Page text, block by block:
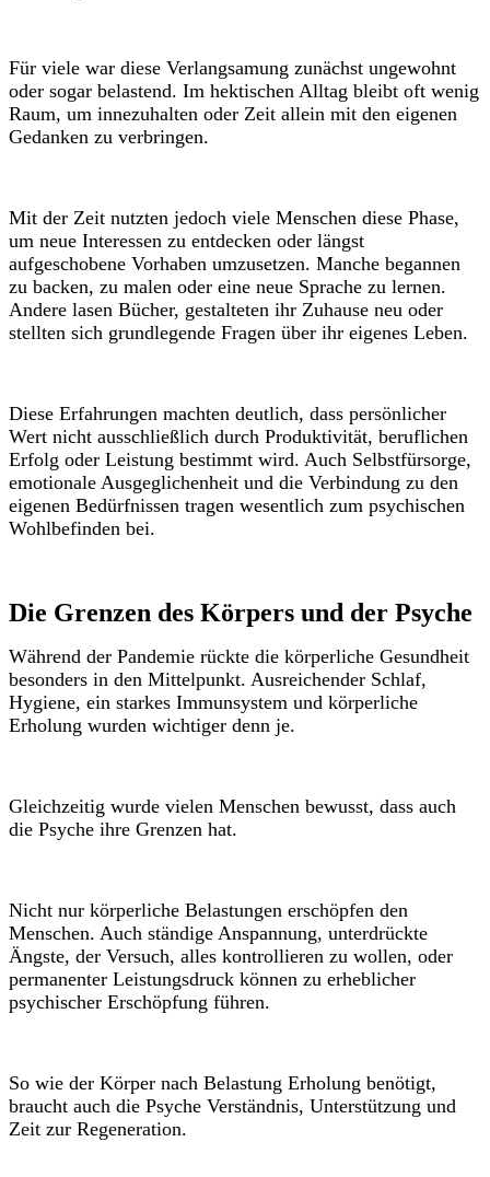
Für viele war diese Verlangsamung zunächst ungewohnt
oder sogar belastend. Im hektischen Alltag bleibt oft wenig
Raum, um innezuhalten oder Zeit allein mit den eigenen
Gedanken zu verbringen.
Mit der Zeit nutzten jedoch viele Menschen diese Phase,
um neue Interessen zu entdecken oder längst
aufgeschobene Vorhaben umzusetzen. Manche begannen
zu backen, zu malen oder eine neue Sprache zu lernen.
Andere lasen Bücher, gestalteten ihr Zuhause neu oder
stellten sich grundlegende Fragen über ihr eigenes Leben.
Diese Erfahrungen machten deutlich, dass persönlicher
Wert nicht ausschließlich durch Produktivität, beruflichen
Erfolg oder Leistung bestimmt wird. Auch Selbstfürsorge,
emotionale Ausgeglichenheit und die Verbindung zu den
eigenen Bedürfnissen tragen wesentlich zum psychischen
Wohlbefinden bei.
Die Grenzen des Körpers und der Psyche
Während der Pandemie rückte die körperliche Gesundheit
besonders in den Mittelpunkt. Ausreichender Schlaf,
Hygiene, ein starkes Immunsystem und körperliche
Erholung wurden wichtiger denn je.
Gleichzeitig wurde vielen Menschen bewusst, dass auch
die Psyche ihre Grenzen hat.
Nicht nur körperliche Belastungen erschöpfen den
Menschen. Auch ständige Anspannung, unterdrückte
Ängste, der Versuch, alles kontrollieren zu wollen, oder
permanenter Leistungsdruck können zu erheblicher
psychischer Erschöpfung führen.
So wie der Körper nach Belastung Erholung benötigt,
braucht auch die Psyche Verständnis, Unterstützung und
Zeit zur Regeneration.